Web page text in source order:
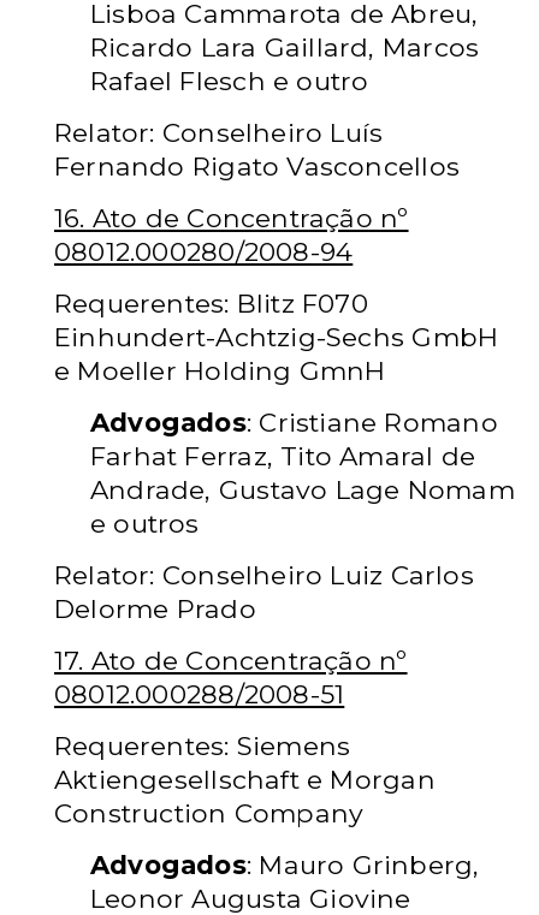
Lisboa Cammarota de Abreu,
Ricardo Lara Gaillard, Marcos
Rafael Flesch e outro
Relator: Conselheiro Luís
Fernando Rigato Vasconcellos
16. Ato de Concentração nº
08012.000280/2008-94
Requerentes: Blitz F070
Einhundert-Achtzig-Sechs GmbH
e Moeller Holding GmnH
Advogados: Cristiane Romano
Farhat Ferraz, Tito Amaral de
Andrade, Gustavo Lage Nomam
e outros
Relator: Conselheiro Luiz Carlos
Delorme Prado
17. Ato de Concentração nº
08012.000288/2008-51
Requerentes: Siemens
Aktiengesellschaft e Morgan
Construction Company
Advogados: Mauro Grinberg,
Leonor Augusta Giovine